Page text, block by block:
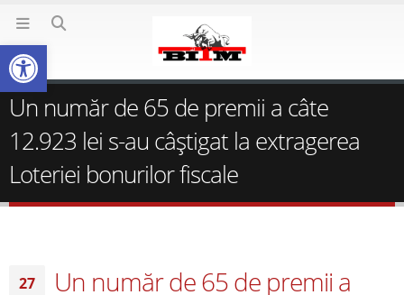
Un număr de 65 de premii a câte
12.923 lei s-au câștigat la extragerea
Loteriei bonurilor fiscale
27
Un număr de 65 de premii a
Deschide bara de unelte